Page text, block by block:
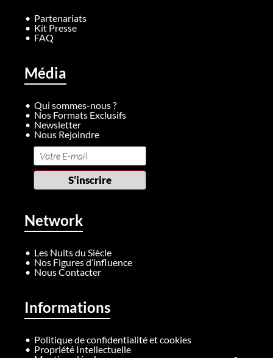
Partenariats
Kit Presse
FAQ
Média
Qui sommes-nous ?
Nos Formats Exclusifs
Newsletter
Nous Rejoindre
Network
Les Nuits du Siècle
Nos Figures d’influence
Nous Contacter
Informations
Politique de confidentialité et cookies
Propriété Intellectuelle